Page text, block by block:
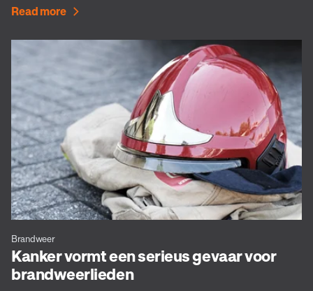
Read more
Brandweer
Kanker vormt een serieus gevaar voor
brandweerlieden